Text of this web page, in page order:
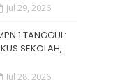
Jul 29, 2026
1 TANGGUL:
SEKOLAH,
Jul 28, 2026